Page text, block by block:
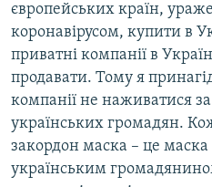
європейських країн,
коронавірусом, купити в
приватні компанії в
продавати. Тому я
компанії не наживатися за
українських громадян.
закордон маска – це
українським